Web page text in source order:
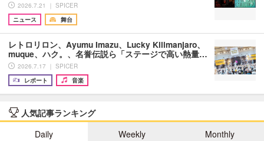
2026.7.21 ｜ SPICER
ニュース
舞台
レトロリロン、Ayumu Imazu、Lucky Kilimanjaro、
muque、ハク。、名誉伝説ら「ステージで高い熱量…
2026.7.17 ｜ SPICER
レポート
音楽
人気記事ランキング
Daily
Weekly Monthly